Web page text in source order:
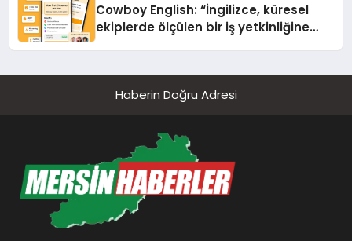
Cowboy English: “İngilizce, küresel
ekiplerde ölçülen bir iş yetkinliğine
Haberin Doğru Adresi